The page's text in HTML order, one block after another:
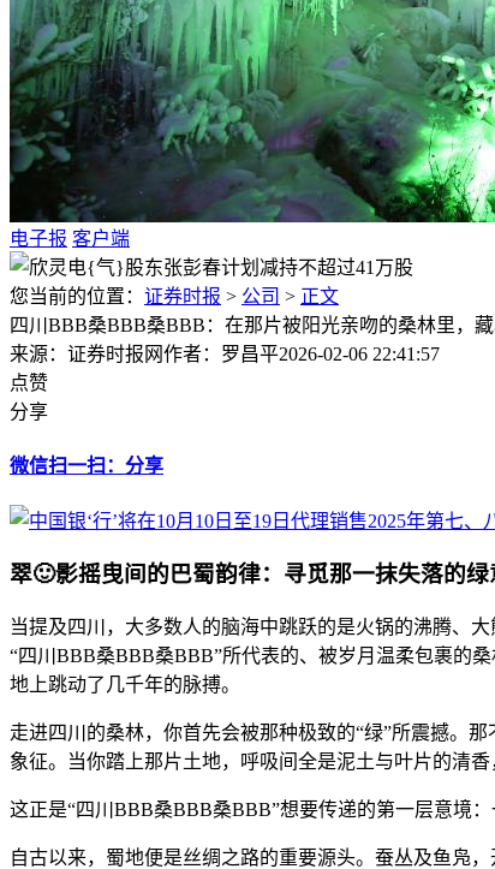
电子报 客户端
您当前的位置： 证券时报 > 公司 > 正文
四川BBB桑BBB桑BBB：在那片被阳光亲吻的桑林里，
来源：证券时报网作者：罗昌平2026-02-06 22:41:57
点赞
分享
微信扫一扫：分享
翠🙂影摇曳间的巴蜀韵律：寻觅那一抹失落的绿
当提及四川，大多数人的脑海中跳跃的是火锅的沸腾、
“四川BBB桑BBB桑BBB”所代表的、被岁月温柔包裹的
地上跳动了几千年的脉搏。
走进四川的桑林，你首先会被那种极致的“绿”所震撼。
象征。当你踏上那片土地，呼吸间全是泥土与叶片的清香
这正是“四川BBB桑BBB桑BBB”想要传递的第一层意境
自古以来，蜀地便是丝绸之路的重要源头。蚕丛及鱼凫